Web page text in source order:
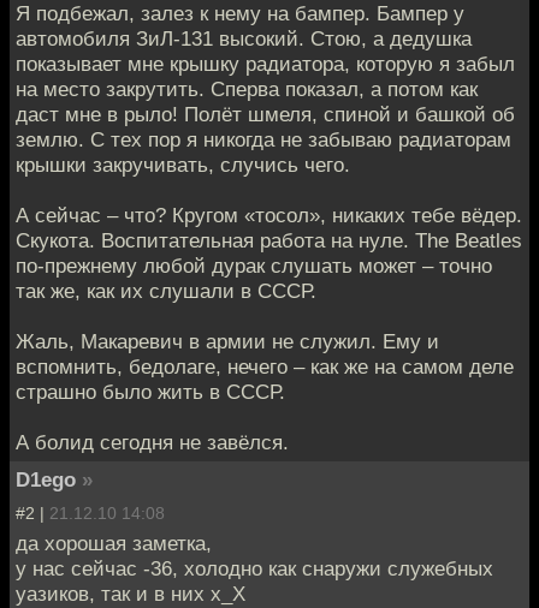
Я подбежал, залез к нему на бампер. Бампер у
автомобиля ЗиЛ-131 высокий. Стою, а дедушка
показывает мне крышку радиатора, которую я забыл
на место закрутить. Сперва показал, а потом как
даст мне в рыло! Полёт шмеля, спиной и башкой об
землю. С тех пор я никогда не забываю радиаторам
крышки закручивать, случись чего.
А сейчас – что? Кругом «тосол», никаких тебе вёдер.
Скукота. Воспитательная работа на нуле. The Beatles
по-прежнему любой дурак слушать может – точно
так же, как их слушали в СССР.
Жаль, Макаревич в армии не служил. Ему и
вспомнить, бедолаге, нечего – как же на самом деле
страшно было жить в СССР.
А болид сегодня не завёлся.
D1ego »
#2 | 21.12.10 14:08
да хорошая заметка,
у нас сейчас -36, холодно как снаружи служебных
уазиков, так и в них х_Х